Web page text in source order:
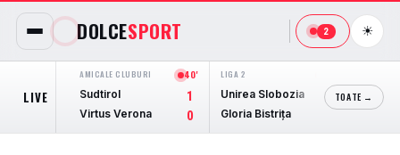
DOLCESPORT 2 ☀
LIVE
AMICALE CLUBURI
40'
Sudtirol
1
Virtus Verona 0
LIGA 2
Unirea Slobozia
0
Gloria Bistriţa
Aston
TOATE →